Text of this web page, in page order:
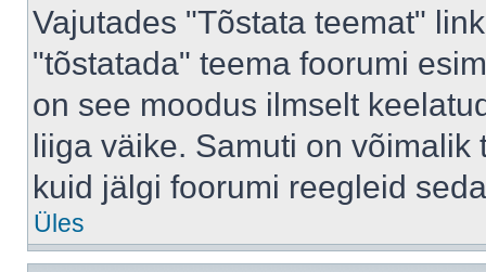
Vajutades "Tõstata teemat"
"tõstatada" teema foorumi
on see moodus ilmselt
liiga väike. Samuti on
kuid jälgi foorumi reegleid
Üles